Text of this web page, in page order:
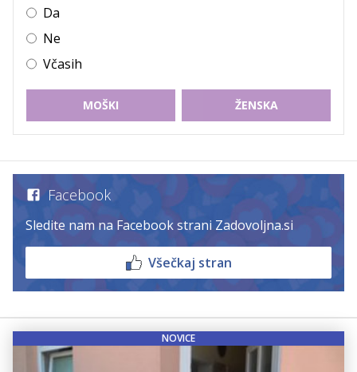
Da
Ne
Včasih
MOŠKI ŽENSKA
Facebook
Sledite nam na Facebook strani Zadovoljna.si
Všečkaj stran
NOVICE